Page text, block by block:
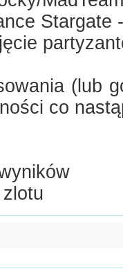
Stargate
(lub
co